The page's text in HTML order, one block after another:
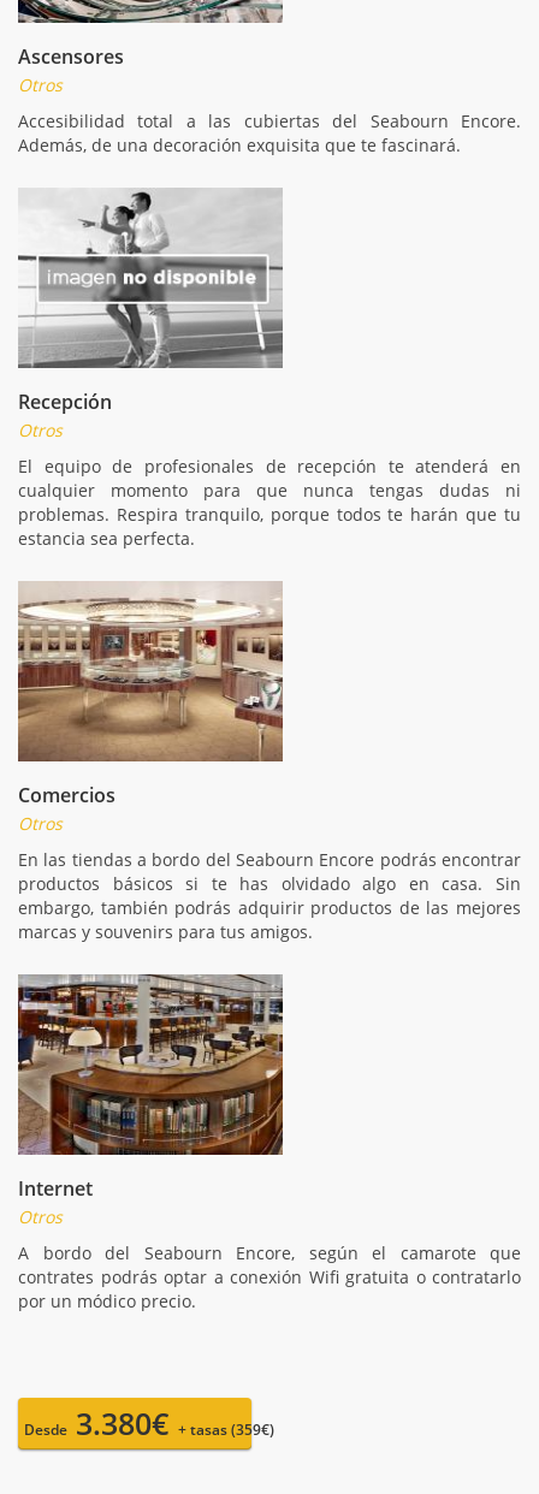
Ascensores
Otros
Accesibilidad total a las cubiertas del Seabourn Encore.
Además, de una decoración exquisita que te fascinará.
Recepción
Otros
El equipo de profesionales de recepción te atenderá en
cualquier momento para que nunca tengas dudas ni
problemas. Respira tranquilo, porque todos te harán que tu
estancia sea perfecta.
Comercios
Otros
En las tiendas a bordo del Seabourn Encore podrás encontrar
productos básicos si te has olvidado algo en casa. Sin
embargo, también podrás adquirir productos de las mejores
marcas y souvenirs para tus amigos.
Internet
Otros
A bordo del Seabourn Encore, según el camarote que
contrates podrás optar a conexión Wifi gratuita o contratarlo
por un módico precio.
Desde 3.380€ + tasas (359€)